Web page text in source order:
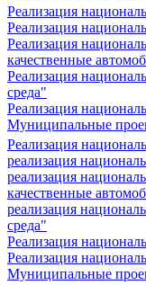
Реализация
Реализация
Реализация
качественные
Реализация
среда"
Реализация
Муниципальные
Реализация
реализация
реализация
качественные
реализация
среда"
Реализация
Реализация
Муниципальные